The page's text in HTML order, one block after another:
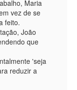
Maria
vez de se
feito.
João
que
'seja
reduzir a